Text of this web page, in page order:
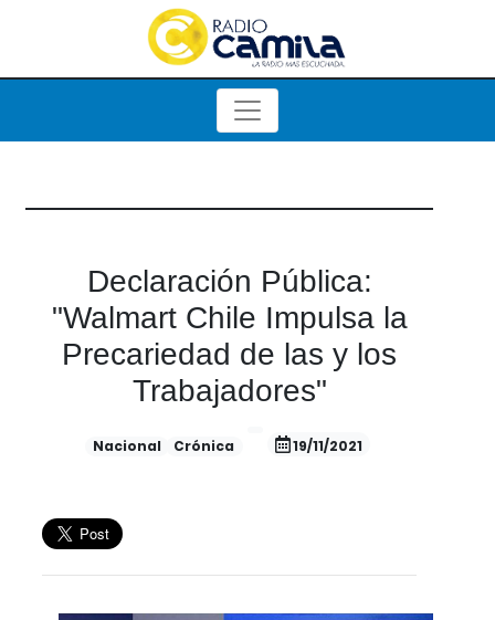
Declaración Pública:
"Walmart Chile Impulsa la
Precariedad de las y los
Trabajadores"
Nacional Crónica 19/11/2021